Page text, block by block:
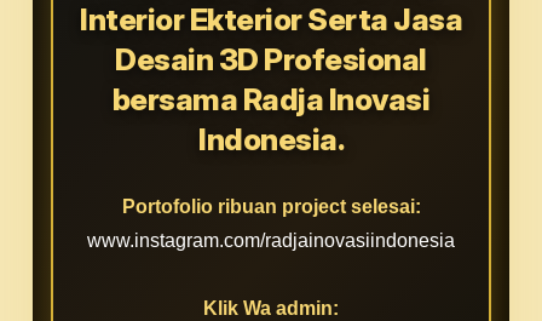
Interior Ekterior Serta Jasa
Desain 3D Profesional
bersama Radja Inovasi
Indonesia.
Portofolio ribuan project selesai:
www.instagram.com/radjainovasiindonesia
Klik Wa admin: